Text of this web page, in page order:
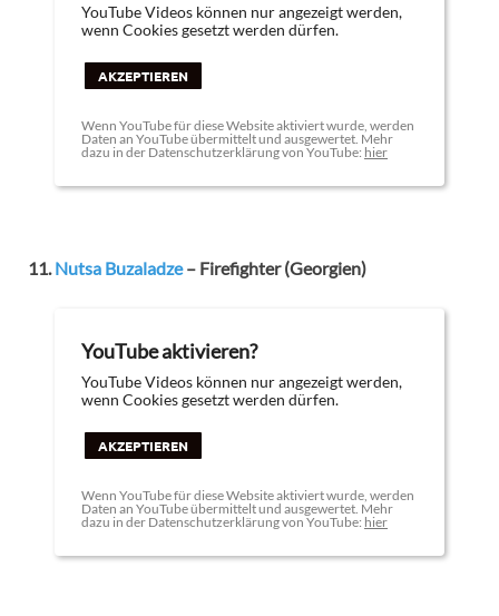
YouTube Videos können nur angezeigt werden,
wenn Cookies gesetzt werden dürfen.
AKZEPTIEREN
Wenn YouTube für diese Website aktiviert wurde, werden
Daten an YouTube übermittelt und ausgewertet. Mehr
dazu in der Datenschutzerklärung von YouTube: hier
11.Nutsa Buzaladze– Firefighter (Georgien)
YouTube aktivieren?
YouTube Videos können nur angezeigt werden,
wenn Cookies gesetzt werden dürfen.
AKZEPTIEREN
Wenn YouTube für diese Website aktiviert wurde, werden
Daten an YouTube übermittelt und ausgewertet. Mehr
dazu in der Datenschutzerklärung von YouTube: hier